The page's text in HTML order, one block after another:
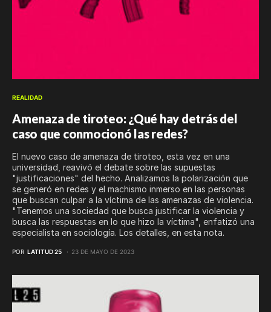
REALIDAD
Amenaza de tiroteo: ¿Qué hay detrás del
caso que conmocionó las redes?
El nuevo caso de amenaza de tiroteo, esta vez en una
universidad, reavivó el debate sobre las supuestas
"justificaciones" del hecho. Analizamos la polarización que
se generó en redes y el machismo inmerso en las personas
que buscan culpar a la víctima de las amenazas de violencia.
"Tenemos una sociedad que busca justificar la violencia y
busca las respuestas en lo que hizo la víctima", enfatizó una
especialista en sociología. Los detalles, en esta nota.
POR LATITUD 25 23 DE MAYO DE 2023